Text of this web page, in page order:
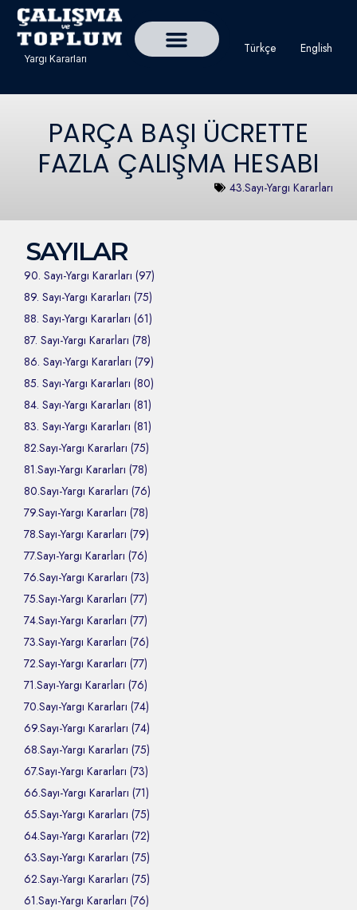
Türkçe English
Yargı Kararları
PARÇA BAŞI ÜCRETTE
FAZLA ÇALIŞMA HESABI
43.Sayı-Yargı Kararları
SAYILAR
90. Sayı-Yargı Kararları (97)
89. Sayı-Yargı Kararları (75)
88. Sayı-Yargı Kararları (61)
87. Sayı-Yargı Kararları (78)
86. Sayı-Yargı Kararları (79)
85. Sayı-Yargı Kararları (80)
84. Sayı-Yargı Kararları (81)
83. Sayı-Yargı Kararları (81)
82.Sayı-Yargı Kararları (75)
81.Sayı-Yargı Kararları (78)
80.Sayı-Yargı Kararları (76)
79.Sayı-Yargı Kararları (78)
78.Sayı-Yargı Kararları (79)
77.Sayı-Yargı Kararları (76)
76.Sayı-Yargı Kararları (73)
75.Sayı-Yargı Kararları (77)
74.Sayı-Yargı Kararları (77)
73.Sayı-Yargı Kararları (76)
72.Sayı-Yargı Kararları (77)
71.Sayı-Yargı Kararları (76)
70.Sayı-Yargı Kararları (74)
69.Sayı-Yargı Kararları (74)
68.Sayı-Yargı Kararları (75)
67.Sayı-Yargı Kararları (73)
66.Sayı-Yargı Kararları (71)
65.Sayı-Yargı Kararları (75)
64.Sayı-Yargı Kararları (72)
63.Sayı-Yargı Kararları (75)
62.Sayı-Yargı Kararları (75)
61.Sayı-Yargı Kararları (76)